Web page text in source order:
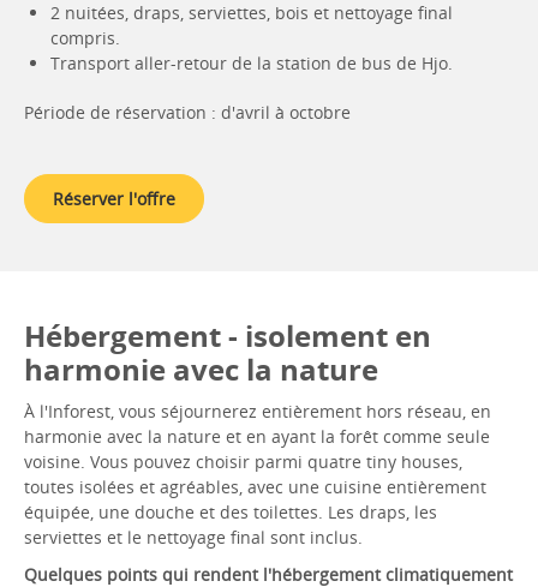
2 nuitées, draps, serviettes, bois et nettoyage final
compris.
Transport aller-retour de la station de bus de Hjo.
Période de réservation : d'avril à octobre
Réserver l'offre
Hébergement - isolement en
harmonie avec la nature
À l'Inforest, vous séjournerez entièrement hors réseau, en
harmonie avec la nature et en ayant la forêt comme seule
voisine. Vous pouvez choisir parmi quatre tiny houses,
toutes isolées et agréables, avec une cuisine entièrement
équipée, une douche et des toilettes. Les draps, les
serviettes et le nettoyage final sont inclus.
Quelques points qui rendent l'hébergement climatiquement